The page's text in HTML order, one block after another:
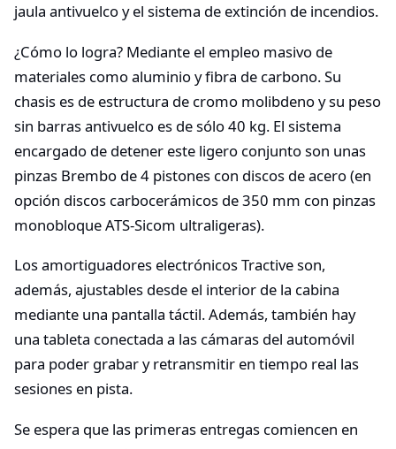
jaula antivuelco y el sistema de extinción de incendios.
¿Cómo lo logra? Mediante el empleo masivo de
materiales como aluminio y fibra de carbono. Su
chasis es de estructura de cromo molibdeno y su peso
sin barras antivuelco es de sólo 40 kg. El sistema
encargado de detener este ligero conjunto son unas
pinzas Brembo de 4 pistones con discos de acero (en
opción discos carbocerámicos de 350 mm con pinzas
monobloque ATS-Sicom ultraligeras).
Los amortiguadores electrónicos Tractive son,
además, ajustables desde el interior de la cabina
mediante una pantalla táctil. Además, también hay
una tableta conectada a las cámaras del automóvil
para poder grabar y retransmitir en tiempo real las
sesiones en pista.
Se espera que las primeras entregas comiencen en